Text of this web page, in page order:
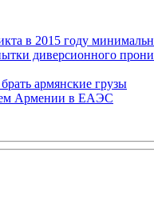
в 2015 году
диверсионного
армянские грузы
Армении в ЕАЭС